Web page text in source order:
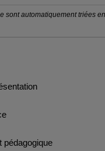
sont automatiquement triées
pédagogique